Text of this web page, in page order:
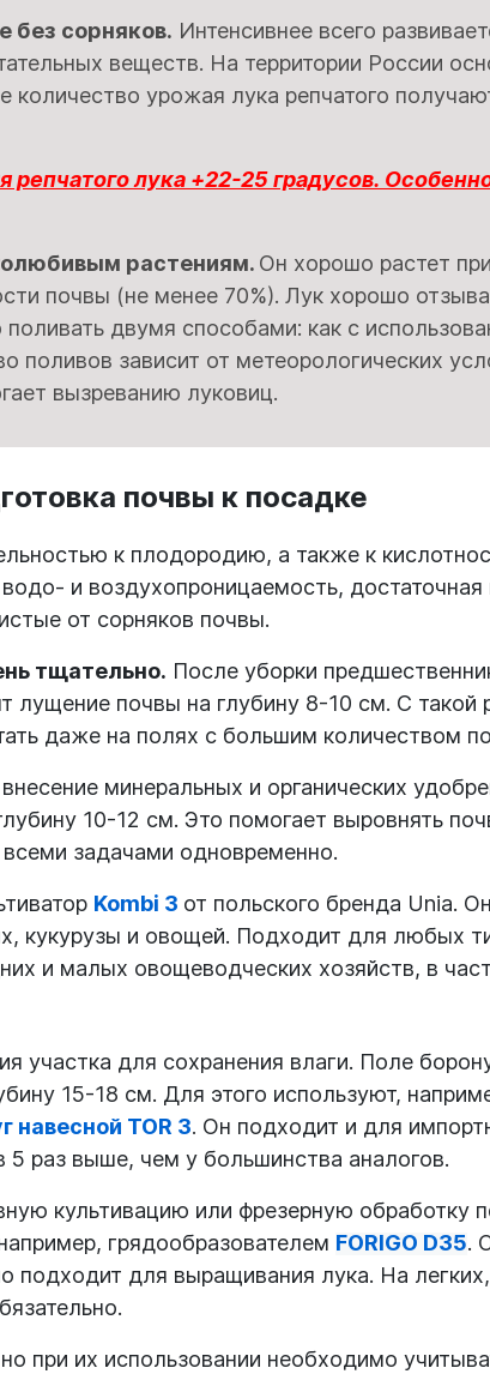
без сорняков. Интенсивнее всего
веществ. На территории России
урожая лука репчатого
репчатого лука +22-25 градусов.
растениям. Он хорошо растет
почвы (не менее 70%). Лук хорошо
двумя способами: как с
зависит от метеорологических
вызреванию луковиц.
почвы к посадке
к плодородию, а также к
и воздухопроницаемость, достаточная
от сорняков почвы.
тщательно. После уборки
лущение почвы на глубину 8-10 см. С такой
даже на полях с большим количеством
минеральных и органических
10-12 см. Это помогает выровнять
всеми задачами одновременно.
Kombi 3 от польского бренда Unia.
кукурузы и овощей. Подходит для любых
и малых овощеводческих хозяйств, в
участка для сохранения влаги. Поле
15-18 см. Для этого используют,
навесной TOR 3. Он подходит и для
5 раз выше, чем у большинства аналогов.
культивацию или фрезерную обработку
грядообразователем FORIGO D35.
подходит для выращивания лука. На
при их использовании необходимо